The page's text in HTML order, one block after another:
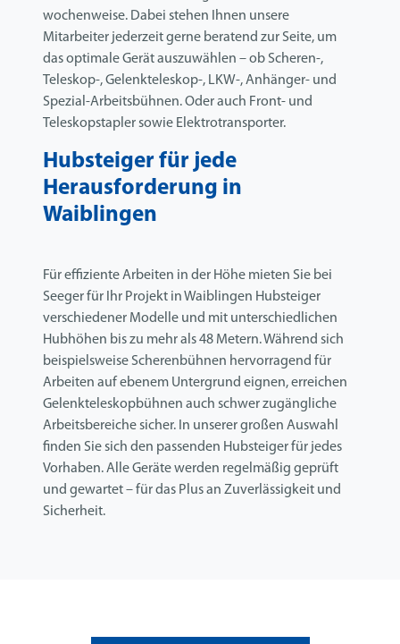
wochenweise. Dabei stehen Ihnen unsere
Mitarbeiter jederzeit gerne beratend zur Seite, um
das optimale Gerät auszuwählen – ob Scheren-,
Teleskop-, Gelenkteleskop-, LKW-, Anhänger- und
Spezial-Arbeitsbühnen. Oder auch Front- und
Teleskopstapler sowie Elektrotransporter.
Hubsteiger für jede
Herausforderung in
Waiblingen
Für effiziente Arbeiten in der Höhe mieten Sie bei
Seeger für Ihr Projekt in Waiblingen Hubsteiger
verschiedener Modelle und mit unterschiedlichen
Hubhöhen bis zu mehr als 48 Metern. Während sich
beispielsweise Scherenbühnen hervorragend für
Arbeiten auf ebenem Untergrund eignen, erreichen
Gelenkteleskopbühnen auch schwer zugängliche
Arbeitsbereiche sicher. In unserer großen Auswahl
finden Sie sich den passenden Hubsteiger für jedes
Vorhaben. Alle Geräte werden regelmäßig geprüft
und gewartet – für das Plus an Zuverlässigkeit und
Sicherheit.